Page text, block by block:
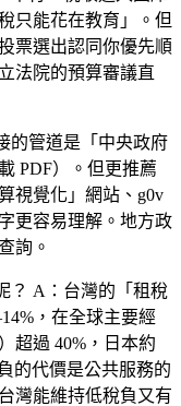
只能花在教育」。但
票選出認同你優先順
法院的預算審議直
的管道是「中央政府
PDF）。但更推薦
視覺化」網站、g0v
更容易理解。地方政
詢。
？ A：台灣的「租稅
，在全球主要經
超過 40%，日本約
的代價是公共服務的
灣能維持低稅負又有